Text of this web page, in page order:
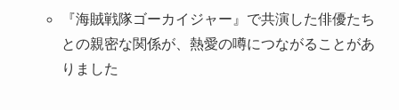
『海賊戦隊ゴーカイジャー』で共演した俳優たち
との親密な関係が、熱愛の噂につながることがあ
りました